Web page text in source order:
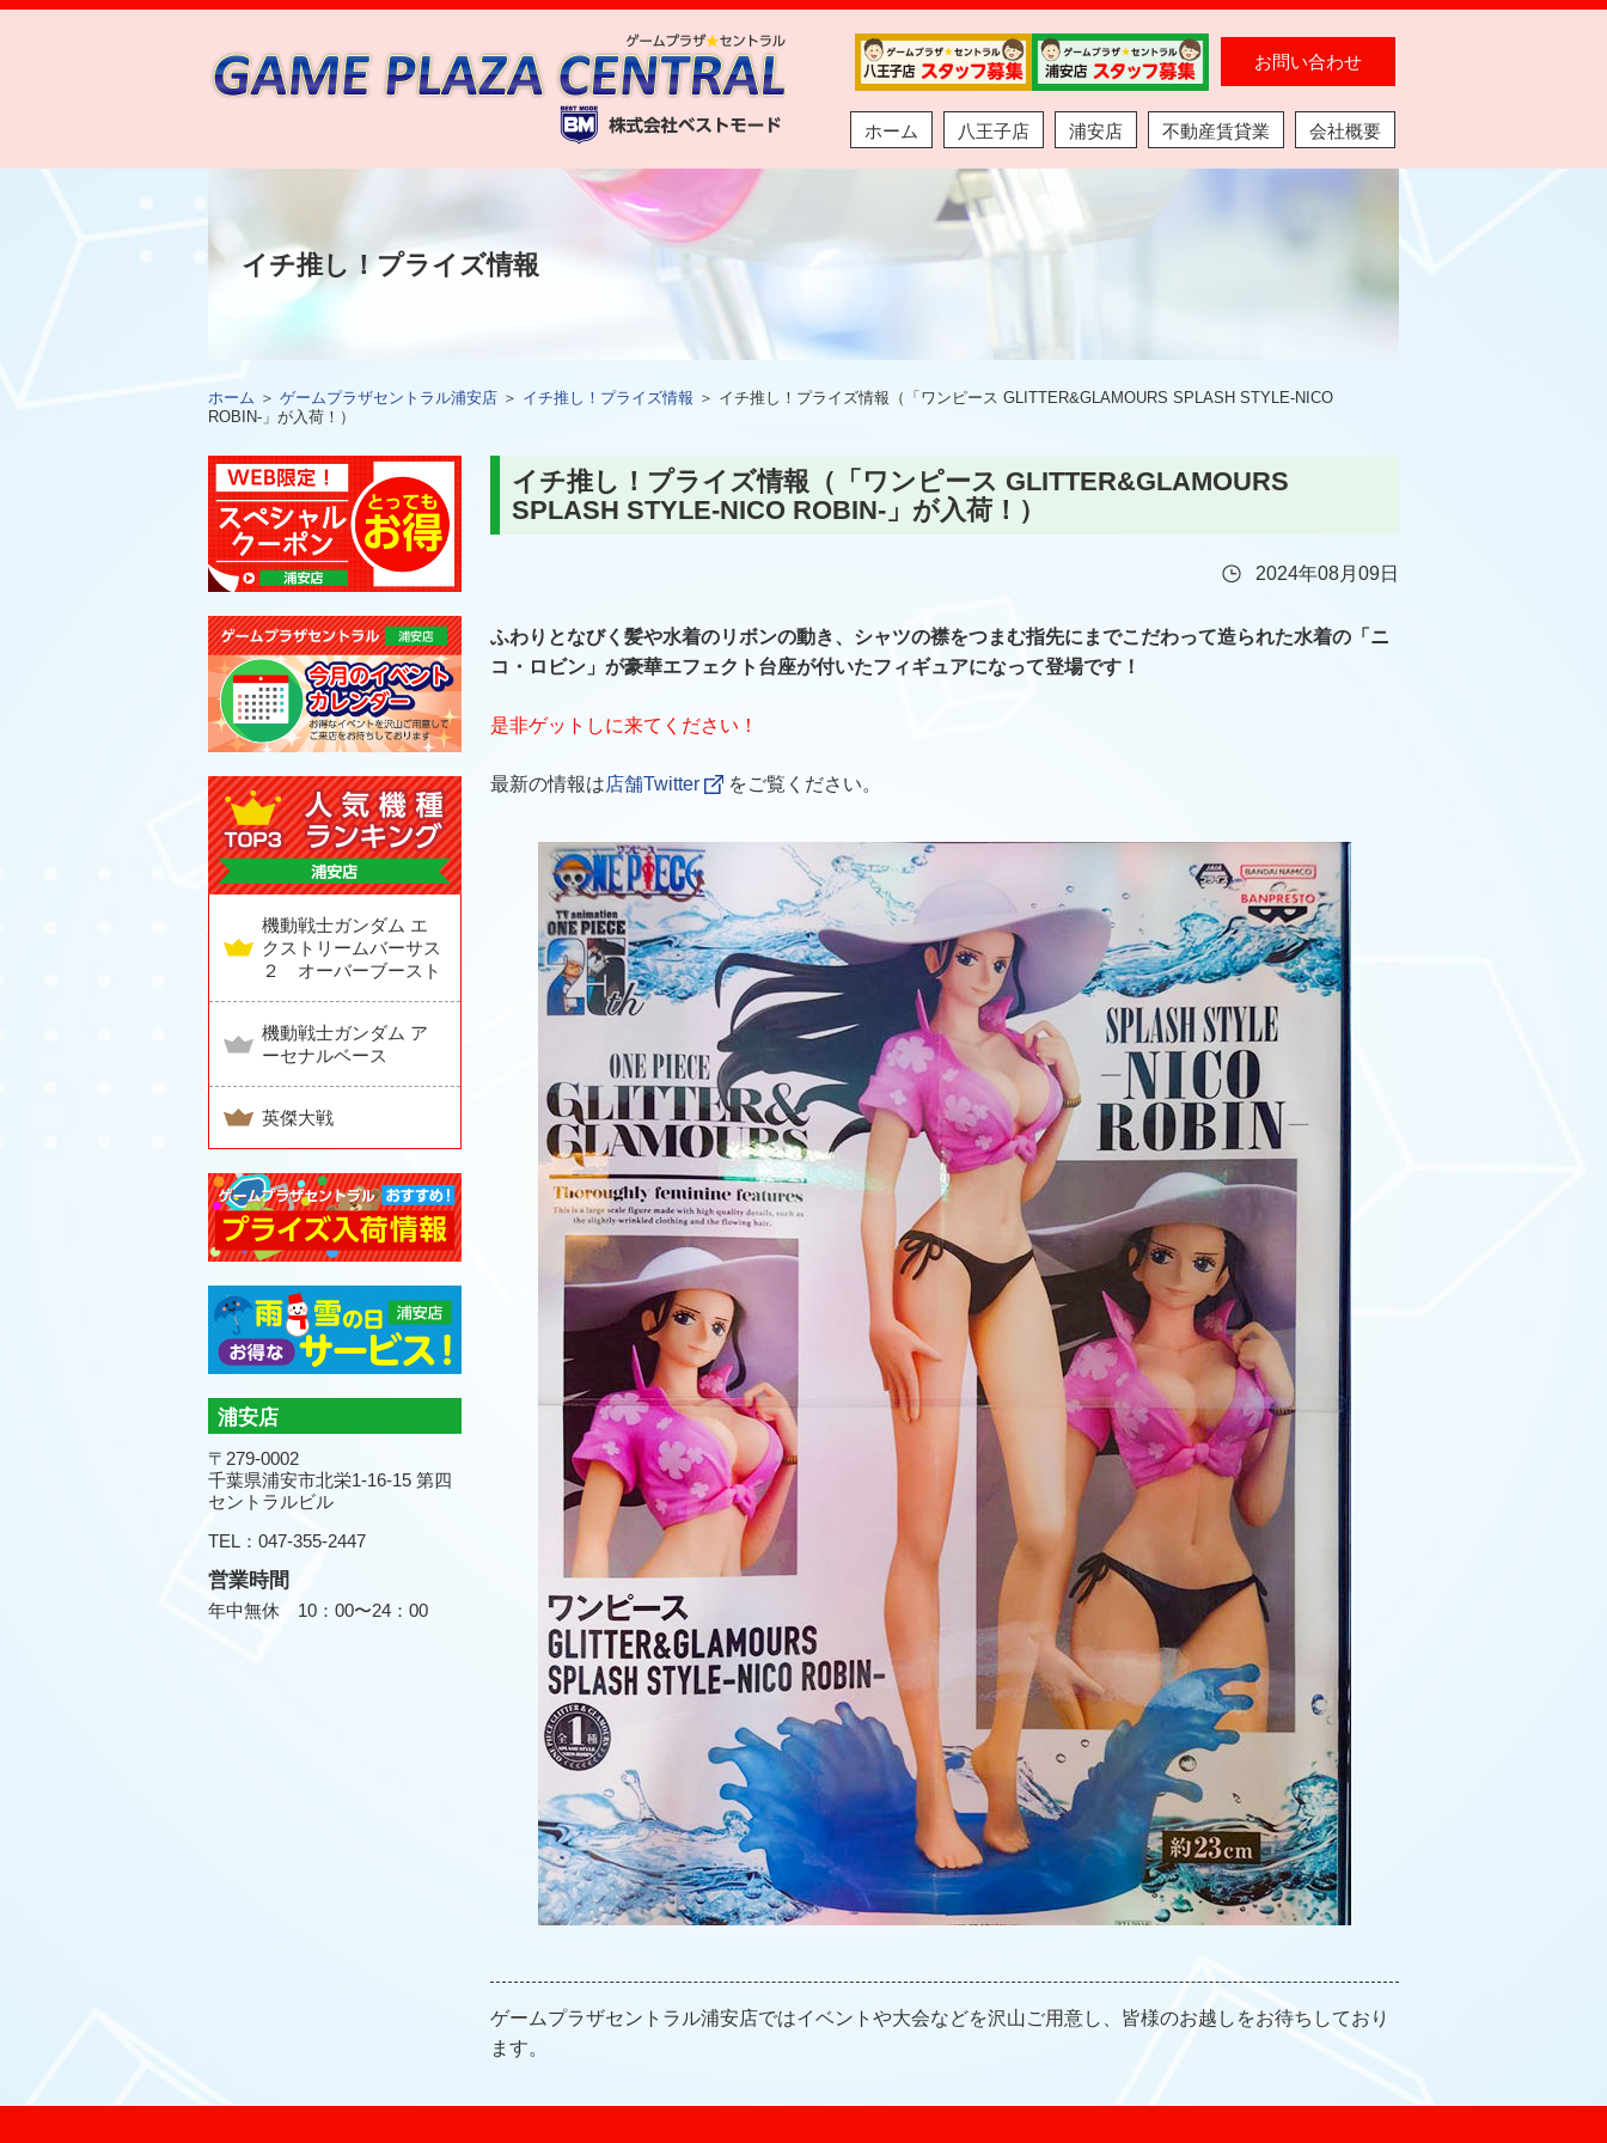
お問い合わせ
ホーム 八王子店 浦安店 不動産賃貸業 会社概要
イチ推し！プライズ情報
ホーム ＞ ゲームプラザセントラル浦安店 ＞ イチ推し！プライズ情報 ＞ イチ推し！プライズ情報（「ワンピース GLITTER&GLAMOURS SPLASH STYLE-NICO
ROBIN-」が入荷！）
イチ推し！プライズ情報（「ワンピース GLITTER&GLAMOURS
SPLASH STYLE-NICO ROBIN-」が入荷！）
2024年08月09日
ふわりとなびく髪や水着のリボンの動き、シャツの襟をつまむ指先にまでこだわって造られた水着の「ニ
コ・ロビン」が豪華エフェクト台座が付いたフィギュアになって登場です！
是非ゲットしに来てください！
最新の情報は店舗Twitter をご覧ください。
ゲームプラザセントラル浦安店ではイベントや大会などを沢山ご用意し、皆様のお越しをお待ちしており
ます。
機動戦士ガンダム エ
クストリームバーサス
２ オーバーブースト
機動戦士ガンダム ア
ーセナルベース
英傑大戦
浦安店
〒279-0002
千葉県浦安市北栄1-16-15 第四
セントラルビル
TEL：047-355-2447
営業時間
年中無休 10：00〜24：00